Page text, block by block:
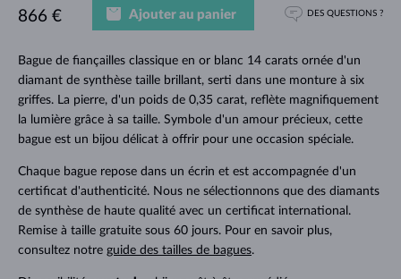
Bague de fiançailles classique en or blanc 14 carats ornée d'un
diamant de synthèse taille brillant, serti dans une monture à six
griffes. La pierre, d'un poids de 0,35 carat, reflète magnifiquement
la lumière grâce à sa taille. Symbole d'un amour précieux, cette
bague est un bijou délicat à offrir pour une occasion spéciale.
Chaque bague repose dans un écrin et est accompagnée d'un
certificat d'authenticité. Nous ne sélectionnons que des diamants
de synthèse de haute qualité avec un certificat international.
Remise à taille gratuite sous 60 jours. Pour en savoir plus,
consultez notre guide des tailles de bagues.
866 € Ajouter au panier DES QUESTIONS ?